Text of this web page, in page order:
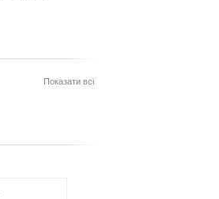
Показати всі